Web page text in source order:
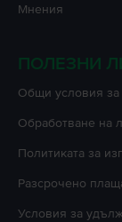
Мнения
ПОЛЕЗНИ
Oбщи условия за
Oбработване на
Политиката за
Разсрочено
Условия за